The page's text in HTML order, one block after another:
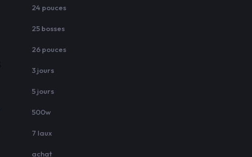
24 pouces
25 bosses
26 pouces
3 jours
5 jours
500w
7 laux
achat